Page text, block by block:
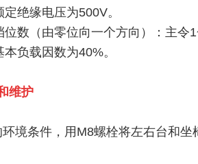
绝缘电压为500V。
位数（由零位向一个方向）：主令
负载因数为40%。
维护
境条件，用M8螺栓将左右台和坐